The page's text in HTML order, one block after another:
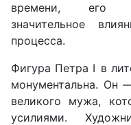
времени, его
значительное
процесса.
Фигура Петра Ⅰ в
монументальна. Он
великого мужа,
усилиями.